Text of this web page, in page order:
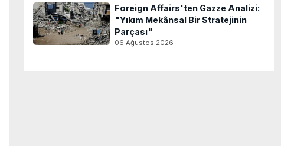
Foreign Affairs'ten Gazze Analizi:
"Yıkım Mekânsal Bir Stratejinin
Parçası"
06 Ağustos 2026